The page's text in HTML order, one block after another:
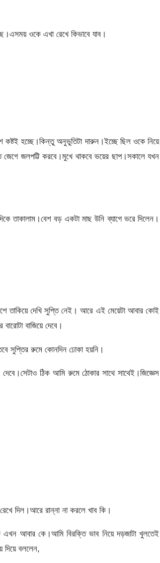
ওকে এখা রেখে কিভাবে যাব।
কষ্টই হচ্ছে।কিন্তু অনুভুতিটা দারুন।ইচ্ছে ছিল ওকে নিয়ে
জলপট্টি করবে।মুখে থাকবে ভয়ের ছাপ।সকালে যখন
তাকালাম।বেশ বড় একটা মাছ উনি ব্যাগে ভরে দিলেন।
তাকিয়ে দেখি সুপ্তি নেই। আরে এই মেয়েটা আবার কোই
বাজিয়ে দেবে।
সুপ্তির রুমে কোনদিন ঢোকা হয়নি।
ঠিক আমি রুমে ঠোকার সাথে সাথেই।জিজ্ঞেস
দিল।আরে রান্না না করলে খাব কি।
আবার কে।আমি বিরক্তি ভাব নিয়ে দড়জাটা খুলতেই
দিয়ে বললেন,